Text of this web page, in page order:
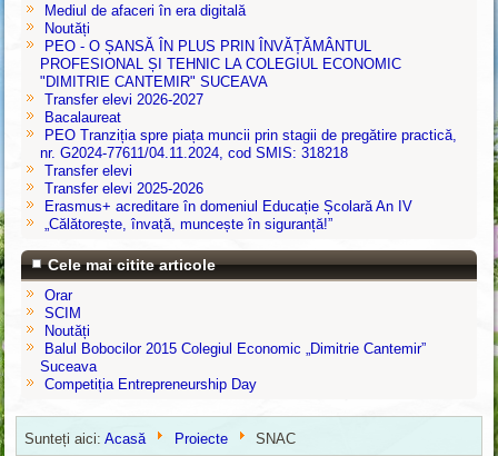
Mediul de afaceri în era digitală
Noutăți
PEO - O ȘANSĂ ÎN PLUS PRIN ÎNVĂȚĂMÂNTUL
PROFESIONAL ȘI TEHNIC LA COLEGIUL ECONOMIC
"DIMITRIE CANTEMIR" SUCEAVA
Transfer elevi 2026-2027
Bacalaureat
PEO Tranziția spre piața muncii prin stagii de pregătire practică,
nr. G2024-77611/04.11.2024, cod SMIS: 318218
Transfer elevi
Transfer elevi 2025-2026
Erasmus+ acreditare în domeniul Educație Școlară An IV
„Călătorește, învață, muncește în siguranță!”
Cele mai citite articole
Orar
SCIM
Noutăți
Balul Bobocilor 2015 Colegiul Economic „Dimitrie Cantemir”
Suceava
Competiția Entrepreneurship Day
Sunteți aici:Acasă Proiecte SNAC